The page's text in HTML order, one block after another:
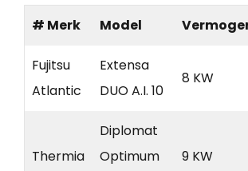
# Merk Model
Fujitsu
Atlantic
Extensa
DUO A.I. 10
8 KW
Thermia
Diplomat
Optimum
9 KW